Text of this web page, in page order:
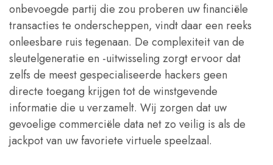
onbevoegde partij die zou proberen uw financiële
transacties te onderscheppen, vindt daar een reeks
onleesbare ruis tegenaan. De complexiteit van de
sleutelgeneratie en -uitwisseling zorgt ervoor dat
zelfs de meest gespecialiseerde hackers geen
directe toegang krijgen tot de winstgevende
informatie die u verzamelt. Wij zorgen dat uw
gevoelige commerciële data net zo veilig is als de
jackpot van uw favoriete virtuele speelzaal.